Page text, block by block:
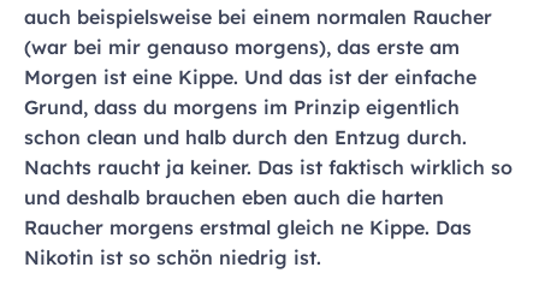
auch beispielsweise bei einem normalen Raucher
(war bei mir genauso morgens), das erste am
Morgen ist eine Kippe. Und das ist der einfache
Grund, dass du morgens im Prinzip eigentlich
schon clean und halb durch den Entzug durch.
Nachts raucht ja keiner. Das ist faktisch wirklich so
und deshalb brauchen eben auch die harten
Raucher morgens erstmal gleich ne Kippe. Das
Nikotin ist so schön niedrig ist.